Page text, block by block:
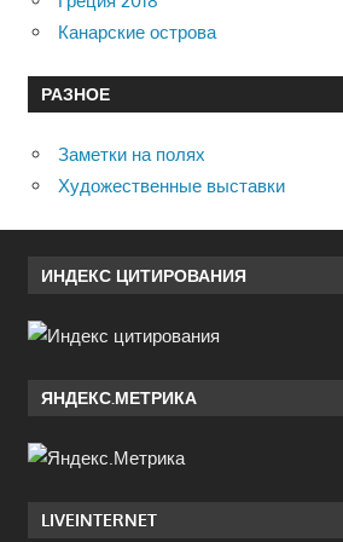
Канарские острова
РАЗНОЕ
Заметки на полях
Художественные выставки
ИНДЕКС ЦИТИРОВАНИЯ
ЯНДЕКС.МЕТРИКА
LIVEINTERNET